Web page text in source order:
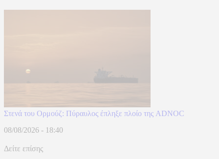
Στενά του Ορμούζ: Πύραυλος έπληξε πλοίο της ADNOC
08/08/2026 - 18:40
Δείτε επίσης